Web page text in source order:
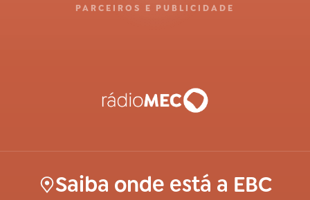
PARCEIROS E PUBLICIDADE
Saiba onde está a EBC